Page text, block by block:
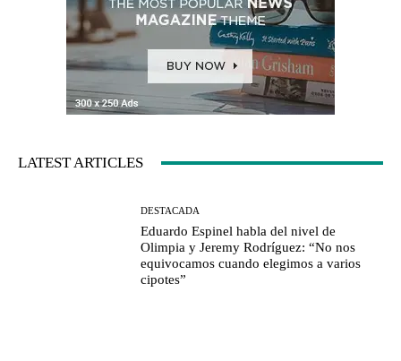
LATEST ARTICLES
DESTACADA
Eduardo Espinel habla del nivel de
Olimpia y Jeremy Rodríguez: “No nos
equivocamos cuando elegimos a varios
cipotes”